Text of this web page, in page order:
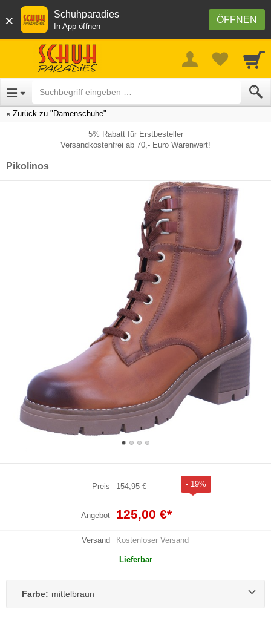
× ÖFFNEN
Schuhparadies
In App öffnen
Zurück zu "Damenschuhe"
5% Rabatt für Erstbesteller
Versandkostenfrei ab 70,- Euro Warenwert!
Pikolinos
Preis 154,95 € - 19%
Angebot 125,00 €*
Versand Kostenloser Versand
Lieferbar
Farbe: mittelbraun